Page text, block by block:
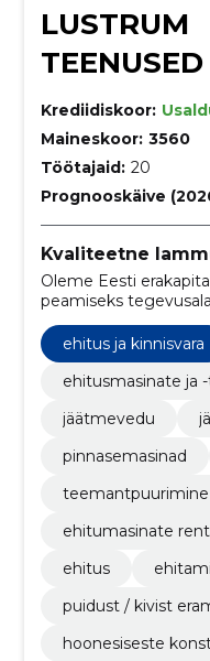
LUSTRUM
Krediidiskoor:
Maineskoor: 3560
Töötajaid: 20
Prognooskäive
Kvaliteetne
Oleme Eesti
peamiseks
maastikukujundus.
ehitus ja kinnisvara
ehitusmasinate ja
jäätmevedu
pinnasemasinad
teemantpuurimine
ehitumasinate rent
ehitus
puidust / kivist
äravedu.
hoonesiseste